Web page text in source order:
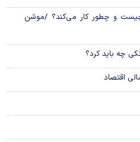
و چطور کار می‌کند؟ /موشن
چه باید کرد؟
اقتصاد